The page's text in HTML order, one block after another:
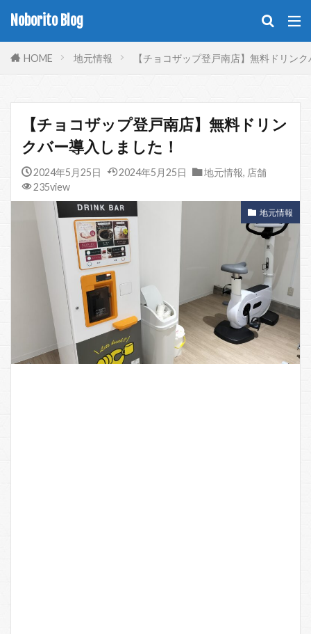
Noborito Blog
HOME 地元情報 【チョコザップ登戸南店】無料ドリン
【チョコザップ登戸南店】無料ドリン
クバー導入しました！
2024年5月25日 2024年5月25日 地元情報, 店舗
235view
地元情報